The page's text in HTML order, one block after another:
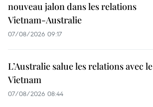
nouveau jalon dans les relations
Vietnam-Australie
07/08/2026 09:17
L’Australie salue les relations avec le
Vietnam
07/08/2026 08:44